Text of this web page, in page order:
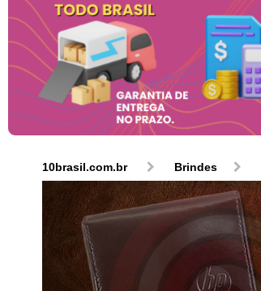
10brasil.com.br Brindes